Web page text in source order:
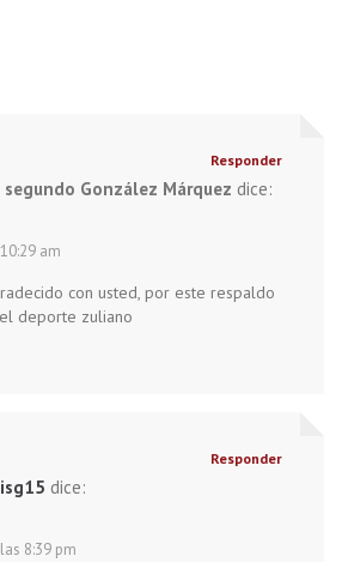
segundo González Márquez dice:
am
con usted, por este respaldo
deporte zuliano
Responder
dice:
8:39 pm
Responder